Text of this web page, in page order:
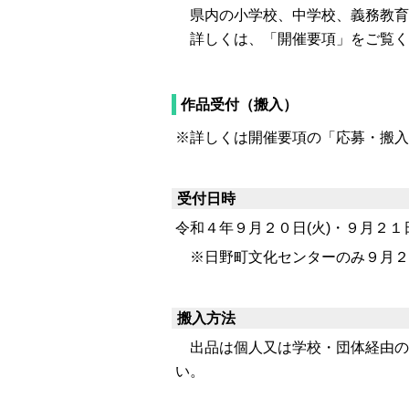
県内の小学校、中学校、義務教
詳しくは、「開催要項」をご覧
作品受付（搬入）
※詳しくは開催要項の「応募・搬
受付日時
令和４年９月２０日(火)・９月２
※日野町文化センターのみ９月
搬入方法
出品は個人又は学校・団体経由
い。